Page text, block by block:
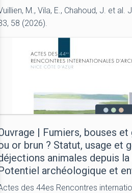
M., Vila, E., Chahoud, J. et
58 (2026).
| Fumiers, bouses et
or brun ? Statut, usage et
animales depuis
archéologique et
des 44es Rencontres